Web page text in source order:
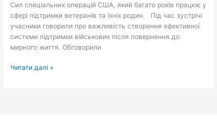
Сил спеціальних операцій США, який багато років працює у
сфері підтримки ветеранів та їхніх родин. Під час зустрічі
учасники говорили про важливість створення ефективної
системи підтримки військових після повернення до
мирного життя. Обговорили
ветеранів
громади,
представників
громадського
сектору
міжнародних
Читати далі »